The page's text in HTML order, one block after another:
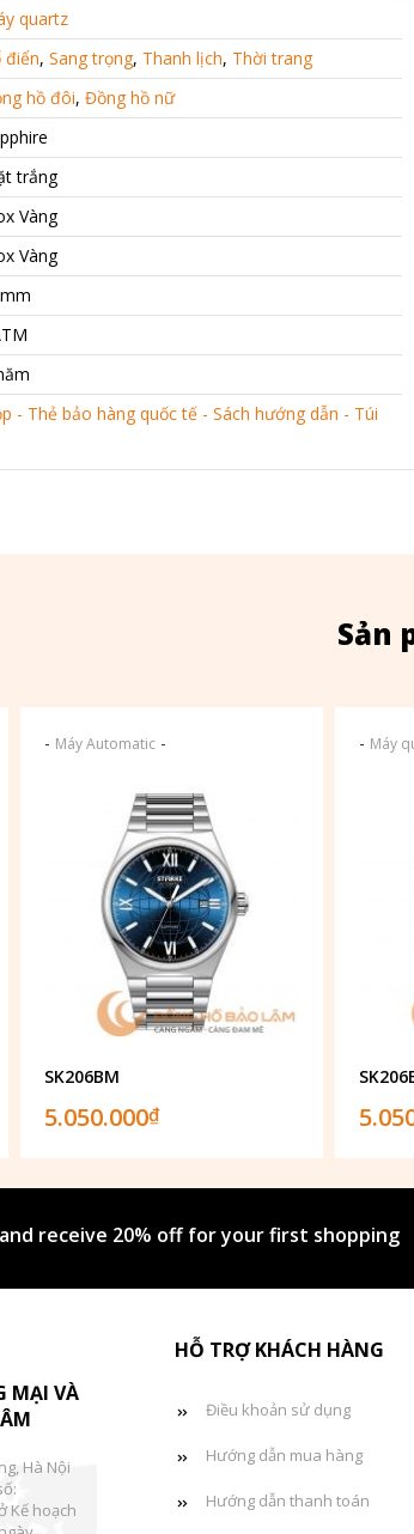
quartz
điển, Sang trọng, Thanh lịch, Thời trang
hồ đôi, Đồng hồ nữ
trắng
Vàng
Vàng
- Thẻ bảo hàng quốc tế - Sách hướng dẫn - Túi
Sản
- Máy Automatic-
SK206BM
5.050.000₫
- Máy
receive 20% off for your first shopping
MẠI VÀ
Hà Nội
Kế hoạch
HỖ TRỢ KHÁCH HÀNG
Điều khoản sử dụng
Hướng dẫn mua hàng
Hướng dẫn thanh toán